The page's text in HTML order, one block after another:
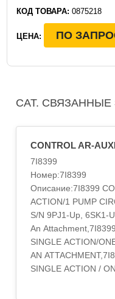
КОД ТОВАРА: 0875218
ЦЕНА: ПО
CAT.
CONTROL AR-
7I8399
Номер:7I8399
Описание:7I8399
ACTION/1 PUMP
S/N 9PJ1-Up, 6SK1-
An
SINGLE ACTION/
AN
SINGLE ACTION /